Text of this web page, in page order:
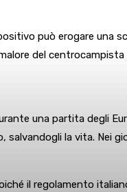
può erogare una
del centrocampista
una partita degli
salvandogli la vita.
il regolamento